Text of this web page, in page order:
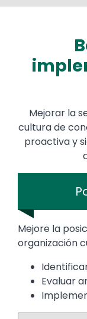
Mejorar la
cultura de
proactiva y
Mejore la
organización
Evaluar